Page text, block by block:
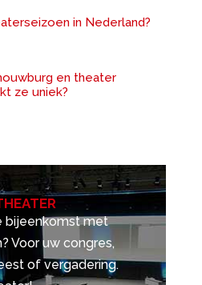
in Nederland?
en theater
ze uniek?
bijeenkomst met
Voor uw congres,
of vergadering.